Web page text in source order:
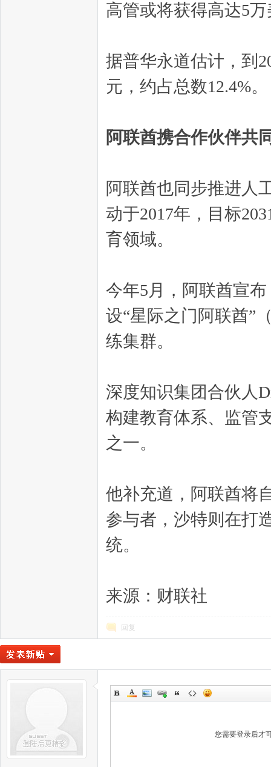
高管或将获得高达5
据普华永道估计，到
元，约占总数12.4%。
阿联酋携合作伙伴共
阿联酋也同步推进人
动于2017年，目标
育领域。
今年5月，阿联酋宣
设“星际之门阿联酋”
练集群。
深度知识集团合伙人
构建教育体系、监管
之一。
他补充道，阿联酋将
参与者，沙特则在打
统。
来源：财联社
回复
您需要登录后才